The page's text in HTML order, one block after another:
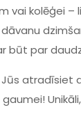
vai kolēģei
būt par
Jūs atradīsiet